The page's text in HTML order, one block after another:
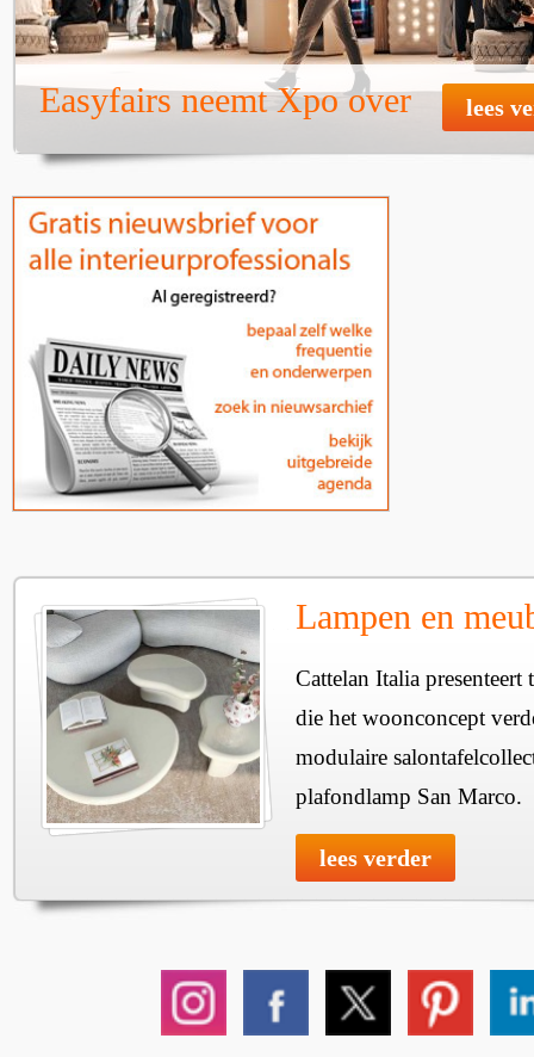
Easyfairs neemt Xpo over lees
Lampen en
Cattelan Italia
die het woonconcept
modulaire
plafondlamp San Marco.
lees verder